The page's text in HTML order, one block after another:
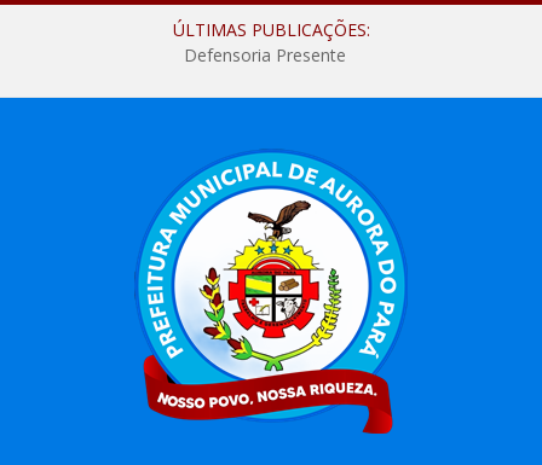
ÚLTIMAS PUBLICAÇÕES:
Defensoria Presente